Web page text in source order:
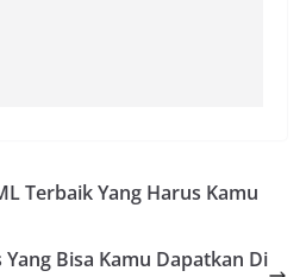
Terbaik Yang Harus Kamu
Yang Bisa Kamu Dapatkan Di